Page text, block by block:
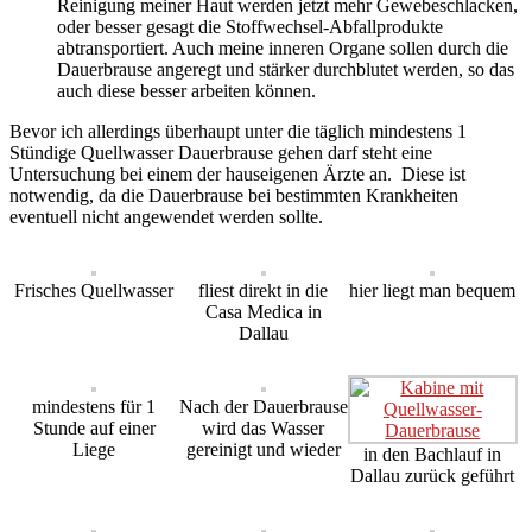
Reinigung meiner Haut werden jetzt mehr Gewebeschlacken,
oder besser gesagt die Stoffwechsel-Abfallprodukte
abtransportiert. Auch meine inneren Organe sollen durch die
Dauerbrause angeregt und stärker durchblutet werden, so das
auch diese besser arbeiten können.
Bevor ich allerdings überhaupt unter die täglich mindestens 1
Stündige Quellwasser Dauerbrause gehen darf steht eine
Untersuchung bei einem der hauseigenen Ärzte an. Diese ist
notwendig, da die Dauerbrause bei bestimmten Krankheiten
eventuell nicht angewendet werden sollte.
Frisches Quellwasser
fliest direkt in die
Casa Medica in
Dallau
hier liegt man bequem
mindestens für 1
Stunde auf einer
Liege
Nach der Dauerbrause
wird das Wasser
gereinigt und wieder
in den Bachlauf in
Dallau zurück geführt